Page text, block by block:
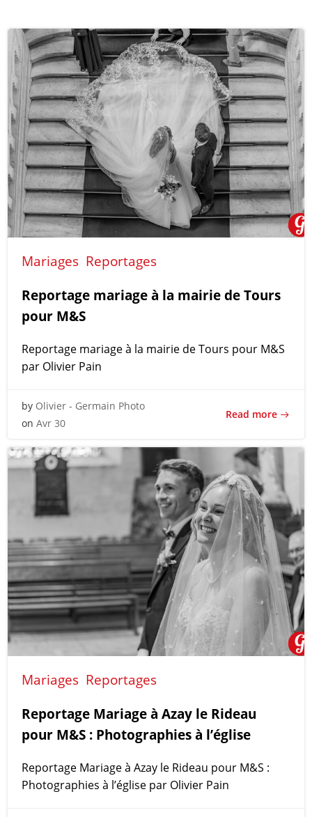
Mariages Reportages
Reportage mariage à la mairie de Tours
pour M&S
Reportage mariage à la mairie de Tours pour M&S
par Olivier Pain
by Olivier - Germain Photo
on Avr 30
Read more
Mariages Reportages
Reportage Mariage à Azay le Rideau
pour M&S : Photographies à l’église
Reportage Mariage à Azay le Rideau pour M&S :
Photographies à l’église par Olivier Pain